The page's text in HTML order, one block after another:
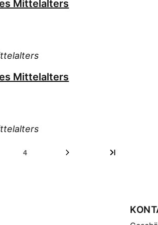
Mittelalters
Mittelalters
4